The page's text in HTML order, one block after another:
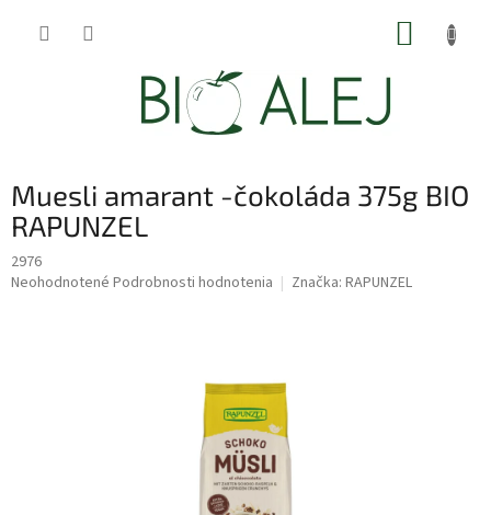
Muesli amarant -čokoláda 375g BIO
RAPUNZEL
2976
Priemerné
Neohodnotené Podrobnosti hodnotenia Značka: RAPUNZEL